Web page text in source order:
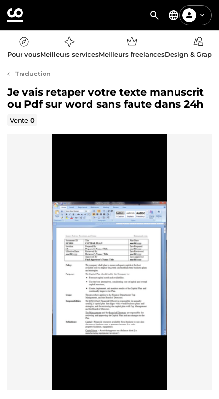
Pour vousMeilleurs servicesMeilleurs freelancesDesign &
Traduction
Je vais retaper votre texte manuscrit
ou Pdf sur word sans faute dans 24h
Vente0